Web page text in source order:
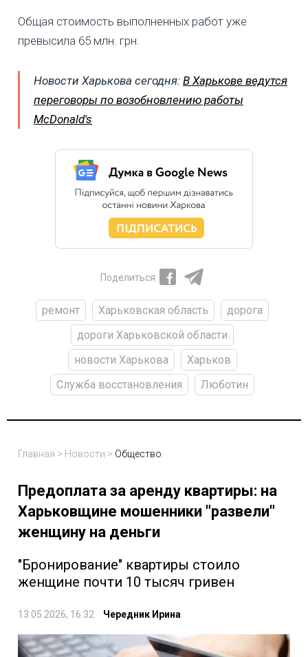
Общая стоимость выполненных работ уже
превысила 65 млн. грн.
Новости Харькова сегодня: В Харькове ведутся
переговоры по возобновлению работы
McDonald's
Поделиться
ремонт Харьковская область
дорога
дороги Харьковской области
новости Харькова
Харьков
Служба восстановления
Люботин
Главная > Новости > Общество
Предоплата за аренду квартиры: на
Харьковщине мошенники "развели"
женщину на деньги
"Бронирование" квартиры стоило
женщине почти 10 тысяч гривен
13.05.2026, 16:32 Чередник Ирина